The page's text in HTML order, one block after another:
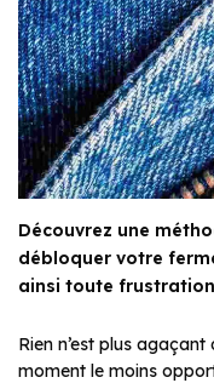
Découvrez une
débloquer votre
ainsi toute
Rien n’est plus
moment le moins